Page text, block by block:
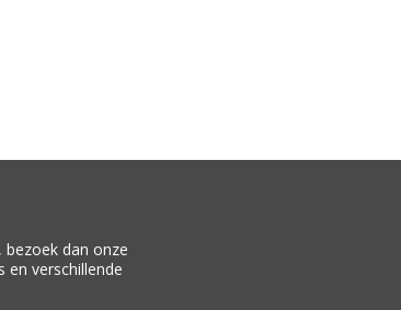
dan onze
en verschillende